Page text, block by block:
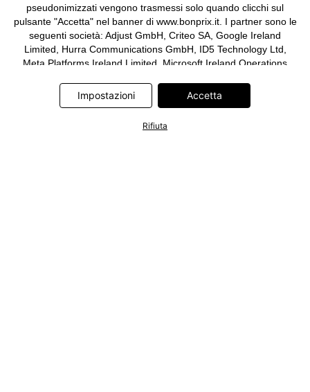
pseudonimizzati vengono trasmessi solo quando clicchi sul
pulsante "Accetta" nel banner di www.bonprix.it. I partner sono le
seguenti società: Adjust GmbH, Criteo SA, Google Ireland
Limited, Hurra Communications GmbH, ID5 Technology Ltd,
Meta Platforms Ireland Limited, Microsoft Ireland Operations
Information Technologies UK Limited. Ulteriori informazioni sul
trattamento dei dati da parte di questi partner sono disponibili
accessibile anche tramite un link nel banner.
Impostazioni Accetta
Rifiuta